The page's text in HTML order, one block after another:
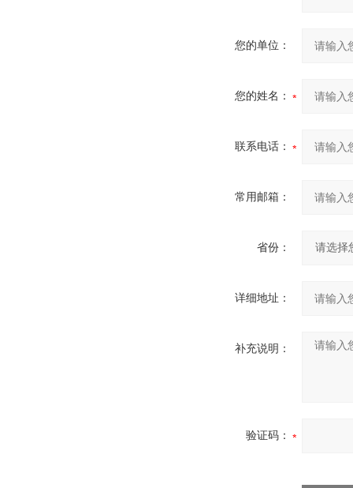
您的单位：
您的姓名：
联系电话：
常用邮箱：
省份：
详细地址：
补充说明：
验证码：